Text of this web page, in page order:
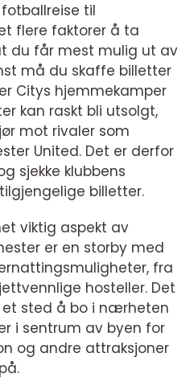
til
flere faktorer å ta
du får mest mulig ut av
må du skaffe billetter
Citys hjemmekamper
kan raskt bli utsolgt,
mot rivaler som
United. Det er derfor
sjekke klubbens
billetter.
viktig aspekt av
er en storby med
fra
hosteller. Det
sted å bo i nærheten
i sentrum av byen for
og andre attraksjoner